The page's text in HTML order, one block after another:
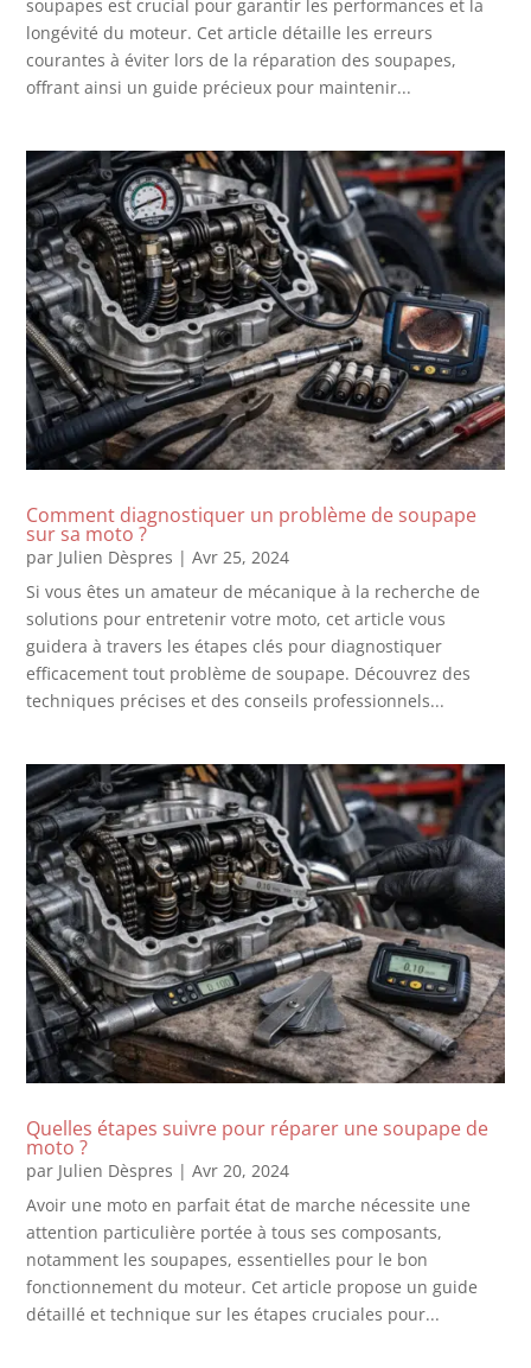
soupapes est crucial pour garantir les performances et la
longévité du moteur. Cet article détaille les erreurs
courantes à éviter lors de la réparation des soupapes,
offrant ainsi un guide précieux pour maintenir...
Comment diagnostiquer un problème de soupape
sur sa moto ?
par Julien Dèspres |Avr 25, 2024
Si vous êtes un amateur de mécanique à la recherche de
solutions pour entretenir votre moto, cet article vous
guidera à travers les étapes clés pour diagnostiquer
efficacement tout problème de soupape. Découvrez des
techniques précises et des conseils professionnels...
Quelles étapes suivre pour réparer une soupape de
moto ?
par Julien Dèspres |Avr 20, 2024
Avoir une moto en parfait état de marche nécessite une
attention particulière portée à tous ses composants,
notamment les soupapes, essentielles pour le bon
fonctionnement du moteur. Cet article propose un guide
détaillé et technique sur les étapes cruciales pour...